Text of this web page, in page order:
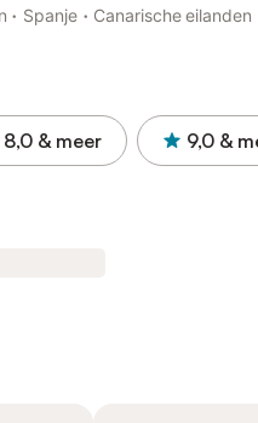
· Spanje · Canarische eilanden
8,0 & meer 9,0 &